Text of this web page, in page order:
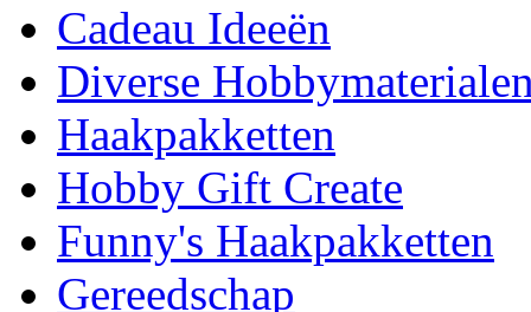
Cadeau Ideeën
Diverse
Haakpakketten
Hobby Gift Create
Funny's Haakpakketten
Gereedschap